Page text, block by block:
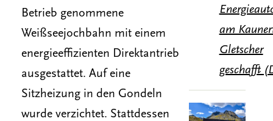
Betrieb genommene
Weißseejochbahn mit einem
energieeffizienten Direktantrieb
ausgestattet. Auf eine
Sitzheizung in den Gondeln
wurde verzichtet. Stattdessen
am
Gletscher
geschafft